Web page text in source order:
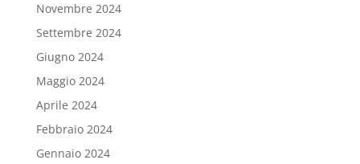
Novembre 2024
Settembre 2024
Giugno 2024
Maggio 2024
Aprile 2024
Febbraio 2024
Gennaio 2024